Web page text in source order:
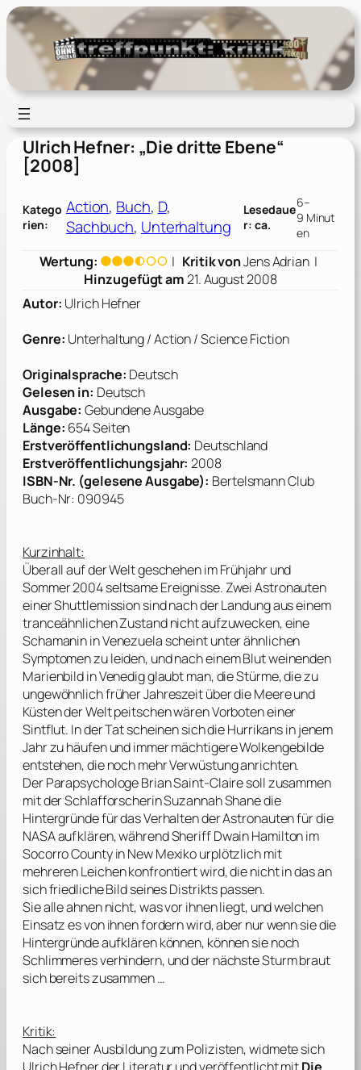
Zum
Inhalt
springen
Ulrich Hefner: „Die dritte Ebene“
[2008]
Katego
rien:
Action, Buch, D
Sachbuch, Unterhaltung
Lesedaue
r: ca.
6–
9 Minut
en
Wertung: | Kritik vonJens Adrian|
Hinzugefügt am21. August 2008
Autor: Ulrich Hefner
Genre: Unterhaltung / Action / Science Fiction
Originalsprache: Deutsch
Gelesen in: Deutsch
Ausgabe: Gebundene Ausgabe
Länge: 654 Seiten
Erstveröffentlichungsland: Deutschland
Erstveröffentlichungsjahr: 2008
ISBN-Nr. (gelesene Ausgabe): Bertelsmann Club
Buch-Nr: 090945
Kurzinhalt:
Überall auf der Welt geschehen im Frühjahr und
Sommer 2004 seltsame Ereignisse. Zwei Astronauten
einer Shuttlemission sind nach der Landung aus einem
tranceähnlichen Zustand nicht aufzuwecken, eine
Schamanin in Venezuela scheint unter ähnlichen
Symptomen zu leiden, und nach einem Blut weinenden
Marienbild in Venedig glaubt man, die Stürme, die zu
ungewöhnlich früher Jahreszeit über die Meere und
Küsten der Welt peitschen wären Vorboten einer
Sintflut. In der Tat scheinen sich die Hurrikans in jenem
Jahr zu häufen und immer mächtigere Wolkengebilde
entstehen, die noch mehr Verwüstung anrichten.
Der Parapsychologe Brian Saint-Claire soll zusammen
mit der Schlafforscherin Suzannah Shane die
Hintergründe für das Verhalten der Astronauten für die
NASA aufklären, während Sheriff Dwain Hamilton im
Socorro County in New Mexiko urplötzlich mit
mehreren Leichen konfrontiert wird, die nicht in das an
sich friedliche Bild seines Distrikts passen.
Sie alle ahnen nicht, was vor ihnen liegt, und welchen
Einsatz es von ihnen fordern wird, aber nur wenn sie die
Hintergründe aufklären können, können sie noch
Schlimmeres verhindern, und der nächste Sturm braut
sich bereits zusammen …
Kritik:
Nach seiner Ausbildung zum Polizisten, widmete sich